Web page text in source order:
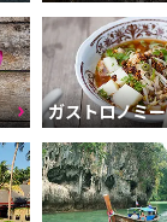
ガストロノミー